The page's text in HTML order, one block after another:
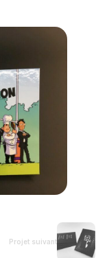
Projet suivant